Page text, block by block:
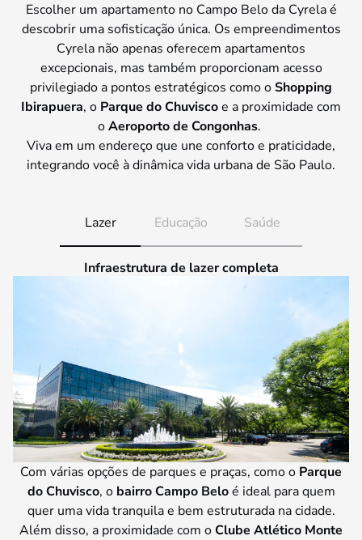
Escolher um apartamento no Campo Belo da Cyrela é
descobrir uma sofisticação única. Os empreendimentos
Cyrela não apenas oferecem apartamentos
excepcionais, mas também proporcionam acesso
privilegiado a pontos estratégicos como oShopping
Ibirapuera, o Parque do Chuviscoe a proximidade com
oAeroporto de Congonhas.
Viva em um endereço que une conforto e praticidade,
integrando você à dinâmica vida urbana de São Paulo.
Lazer Educação Saúde
Infraestrutura de lazer completa
Com várias opções de parques e praças, como o Parque
do Chuvisco, o bairro Campo Beloé ideal para quem
quer uma vida tranquila e bem estruturada na cidade.
Além disso, a proximidade com oClube Atlético Monte